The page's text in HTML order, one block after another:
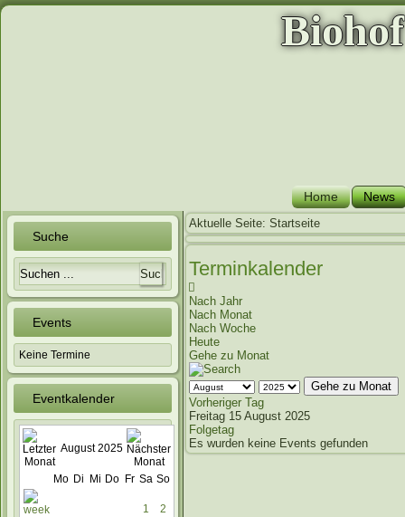
Home News
Suche
Events
Keine Termine
Eventkalender
August 2025
Mo Di Mi Do Fr Sa So
1 2
Aktuelle Seite: Startseite
Terminkalender
Nach Jahr
Nach Monat
Nach Woche
Heute
Gehe zu Monat
Gehe zu Monat
Vorheriger Tag
Freitag 15 August 2025
Folgetag
Es wurden keine Events gefunden